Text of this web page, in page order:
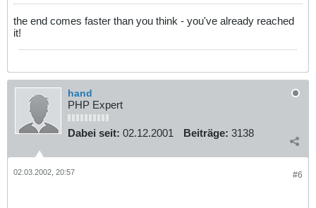
the end comes faster than you think - you've already reached
it!
hand
PHP Expert
Dabei seit: 02.12.2001 Beiträge: 3138
#6
02.03.2002, 20:57